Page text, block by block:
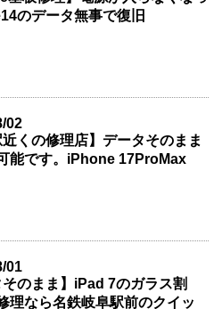
のデータ無事で復旧
02
近くの修理店】データそのまま
能です。iPhone 17ProMax
01
そのまま】iPad 7のガラス割
理なら名鉄岐阜駅前のクイッ